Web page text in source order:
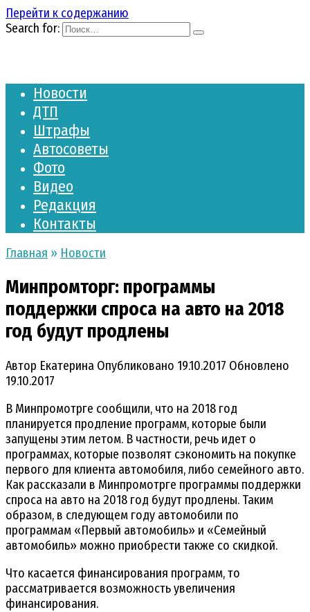
Перейти к содержанию
Search for:
Новости
ДТП
Штрафы
Автосоветы
Фото
Видео
Редакция
Контакты
Главная » Новости
Минпромторг: программы
поддержки спроса на авто на 2018
год будут продлены
Автор Екатерина Опубликовано 19.10.2017 Обновлено
19.10.2017
В Минпромотрге сообщили, что на 2018 год
планируется продление программ, которые были
запущены этим летом. В частности, речь идет о
программах, которые позволят сэкономить на покупке
первого для клиента автомобиля, либо семейного авто.
Как рассказали в Минпромотрге программы поддержки
спроса на авто на 2018 год будут продлены. Таким
образом, в следующем году автомобили по
программам «Первый автомобиль» и «Семейный
автомобиль» можно приобрести также со скидкой.
Что касается финансирования программ, то
рассматривается возможность увеличения
финансирования.